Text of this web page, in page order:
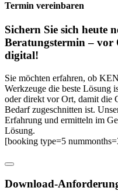
Termin vereinbaren
Sichern Sie sich heute
Beratungs­termin – vor
digital!
Sie möchten erfahren, ob
Werkzeuge die beste Lösung
oder direkt vor Ort, damit die
Bedarf zugeschnitten ist.
Erfahrung und ermitteln im
Lösung.
[booking type=5
Download-